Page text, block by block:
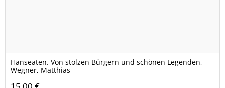
Hanseaten. Von stolzen Bürgern und schönen Legenden,
Wegner, Matthias